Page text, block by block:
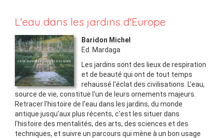
L'eau dans les jardins d'Europe
Baridon Michel
Ed.
Mardaga
Les jardins sont des lieux de respiration
et de beauté qui ont de tout temps
rehaussé l'éclat des civilisations. L'eau,
source de vie, constitue l'un de leurs ornements majeurs.
Retracer l'histoire de l'eau dans les jardins, du monde
antique jusqu'aux plus récents, c'est les situer dans
l'histoire des mentalités, des arts, des sciences et des
techniques, et suivre un parcours qui mène à un bon usage